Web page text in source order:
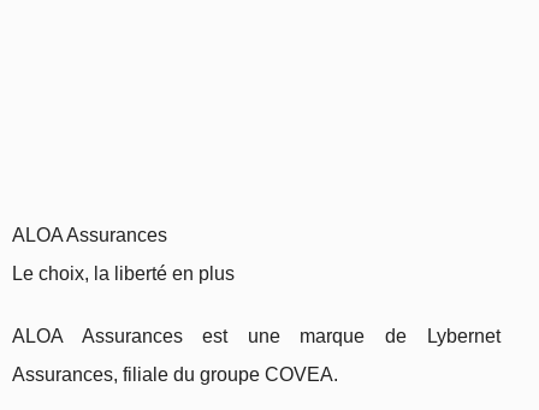
ALOA Assurances
Le choix, la liberté en plus
ALOA Assurances est une marque de Lybernet
Assurances, filiale du groupe COVEA.